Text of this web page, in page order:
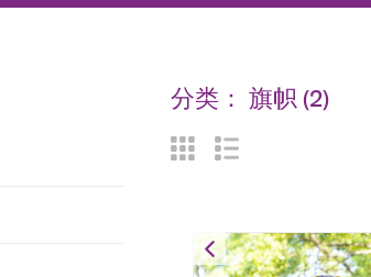
分类： 旗帜 (2)
纪念旗